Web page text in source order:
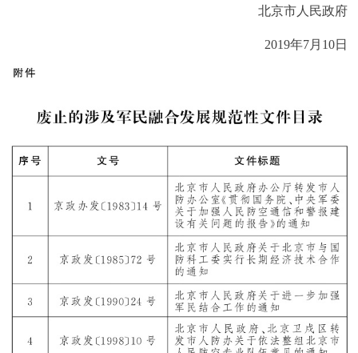
人文北京
한국어
FRANÇAIS РУССКИЙ ЯЗЫК
ESPAÑOL العربية PORTUGUÊS
北京市人民政府
2019年7月10日